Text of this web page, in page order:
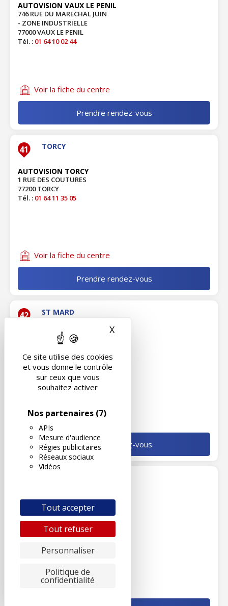
Ce site utilise des cookies
et vous donne le contrôle
sur ceux que vous
souhaitez activer
Nos partenaires (7)
APIs
Mesure d'audience
Régies publicitaires
Réseaux sociaux
Vidéos
Tout accepter
Tout refuser
Personnaliser
Politique de
confidentialité
X
AUTOVISION VAUX LE PENIL
746 RUE DU MARECHAL JUIN
- ZONE INDUSTRIELLE
77000 VAUX LE PENIL
Tél. : 01 64 10 02 44
Voir la fiche du centre
Prendre rendez-vous
41 TORCY
AUTOVISION TORCY
1 RUE DES COUTURES
77200 TORCY
Tél. : 01 64 11 35 05
Voir la fiche du centre
Prendre rendez-vous
42 ST MARD
AUTOVISION SAINT-MARD
63 RUE DU MOUTIERS
77230 ST MARD
Tél. : 01 64 77 02 55
Voir la fiche du centre
Prendre rendez-vous
AUTOVISION FLINS-SUR-SEINE
LIEU DIT LES CHEVRIS
RD 14
78410 FLINS SUR SEINE
Tél. :01 30 95 68 68